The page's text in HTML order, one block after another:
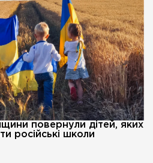
повернули дітей, яких
російські школи